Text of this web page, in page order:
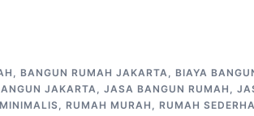
, BANGUN RUMAH JAKARTA, BIAYA
JAKARTA, JASA BANGUN RUMAH ,
, RUMAH MURAH , RUMAH